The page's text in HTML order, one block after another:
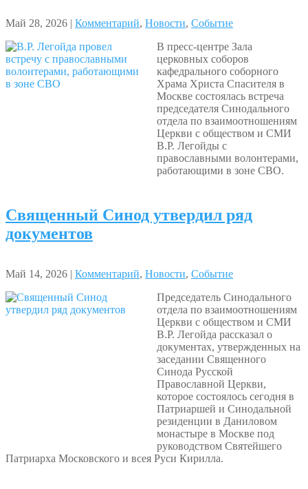
Май 28, 2026 | Комментарий, Новости, Событие
В пресс-центре Зала
церковных соборов
кафедрального соборного
Храма Христа Спасителя в
Москве состоялась встреча
председателя Синодального
отдела по взаимоотношениям
Церкви с обществом и СМИ
В.Р. Легойды с
православными волонтерами,
работающими в зоне СВО.
Священный Синод утвердил ряд
документов
Май 14, 2026 | Комментарий, Новости, Событие
Председатель Синодального
отдела по взаимоотношениям
Церкви с обществом и СМИ
В.Р. Легойда рассказал о
документах, утвержденных на
заседании Священного
Синода Русской
Православной Церкви,
которое состоялось сегодня в
Патриаршей и Синодальной
резиденции в Даниловом
монастыре в Москве под
руководством Святейшего
Патриарха Московского и всея Руси Кирилла.